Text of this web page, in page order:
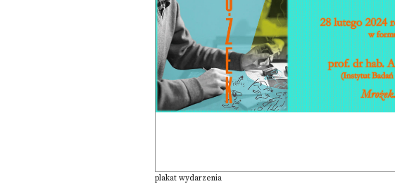
plakat wydarzenia